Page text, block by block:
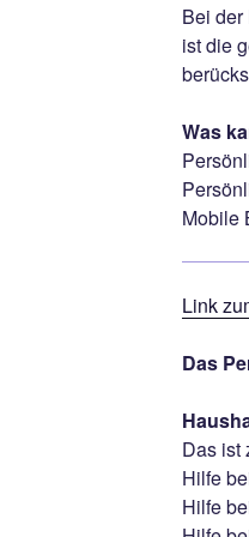
Bei
ist die
Was
Mobile
Link
Das
Das ist
Hilfe
Hilfe